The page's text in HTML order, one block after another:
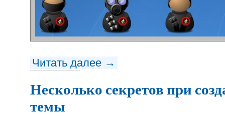
Читать далее →
Несколько секретов при
темы